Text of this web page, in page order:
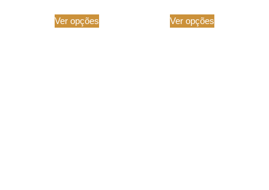
Ver opções Ver opções